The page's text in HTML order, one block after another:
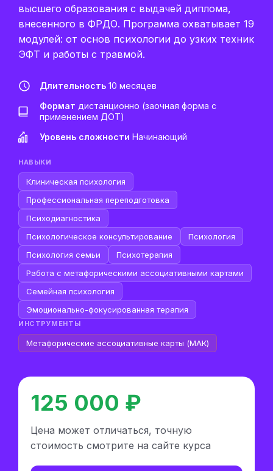
высшего образования с выдачей диплома,
внесенного в ФРДО. Программа охватывает 19
модулей: от основ психологии до узких техник
ЭФТ и работы с травмой.
Длительность 10 месяцев
Формат дистанционно (заочная форма с
применением ДОТ)
Уровень сложности Начинающий
НАВЫКИ
Клиническая психология
Профессиональная переподготовка
Психодиагностика
Психологическое консультирование
Психология
Психология семьи
Психотерапия
Работа с метафорическими ассоциативными картами
Семейная психология
Эмоционально-фокусированная терапия
ИНСТРУМЕНТЫ
Метафорические ассоциативные карты (МАК)
125 000 ₽
Цена может отличаться, точную
стоимость смотрите на сайте курса